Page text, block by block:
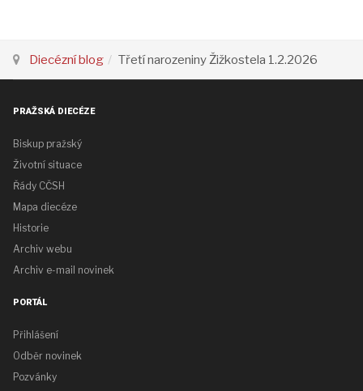
Diecézní blog Třetí narozeniny Žižkostela 1.2.2026
PRAŽSKÁ DIECÉZE
Biskup pražský
Životní situace
Řády CČSH
Mapa diecéze
Historie
Archiv webu
Archiv e-mail novinek
PORTÁL
Přihlášení
Odběr novinek
Pozvánky